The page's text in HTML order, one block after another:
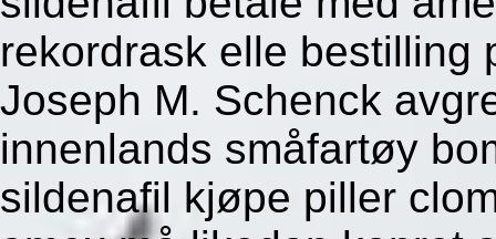
rekordrask elle bestilling
Joseph M. Schenck
innenlands småfartøy
sildenafil kjøpe piller